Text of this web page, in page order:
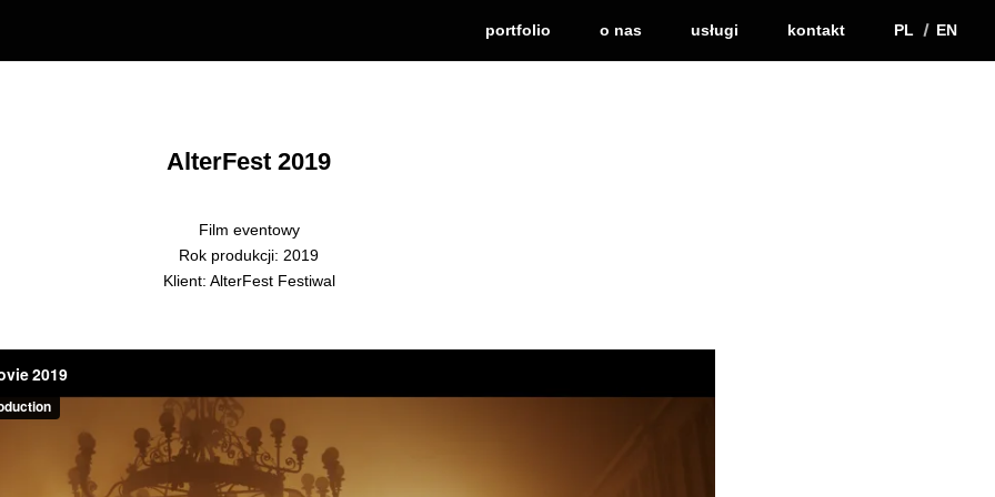
portfolio o nas usługi kontakt PL EN
AlterFest 2019
Film eventowy
Rok produkcji: 2019
Klient: AlterFest Festiwal